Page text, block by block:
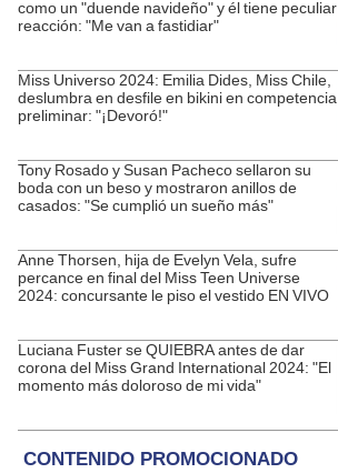
como un "duende navideño" y él tiene peculiar
reacción: "Me van a fastidiar"
Miss Universo 2024: Emilia Dides, Miss Chile,
deslumbra en desfile en bikini en competencia
preliminar: "¡Devoró!"
Tony Rosado y Susan Pacheco sellaron su
boda con un beso y mostraron anillos de
casados: "Se cumplió un sueño más"
Anne Thorsen, hija de Evelyn Vela, sufre
percance en final del Miss Teen Universe
2024: concursante le piso el vestido EN VIVO
Luciana Fuster se QUIEBRA antes de dar
corona del Miss Grand International 2024: "El
momento más doloroso de mi vida"